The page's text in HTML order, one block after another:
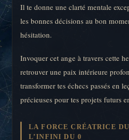
Il te donne une clarté mentale
les bonnes décisions au bon
hésitation.
Invoquer cet ange à travers cette
retrouver une paix intérieure
transformer tes échecs passés en
précieuses pour tes projets futurs
LA FORCE CRÉATRICE
L’INFINI DU 0